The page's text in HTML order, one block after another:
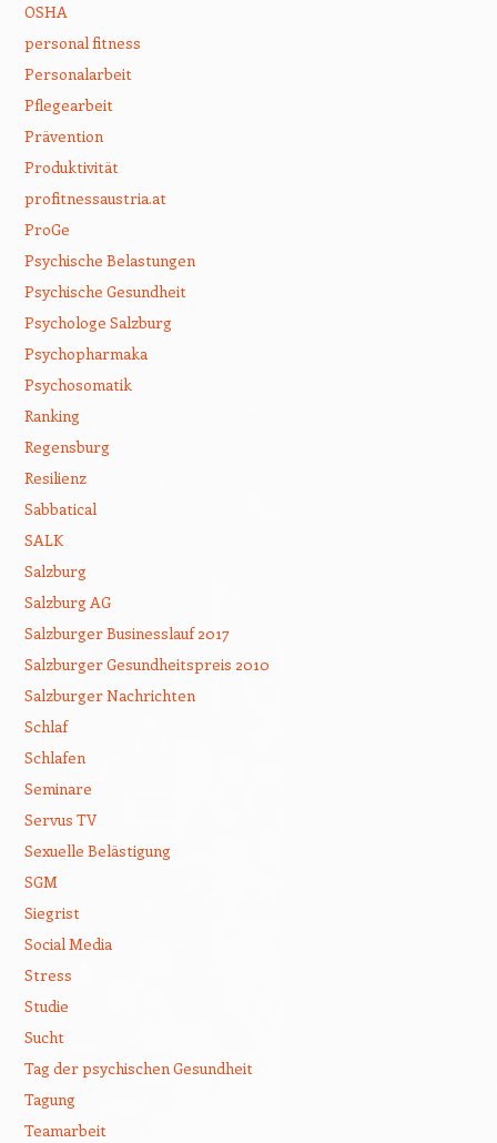
OSHA
personal fitness
Personalarbeit
Pflegearbeit
Prävention
Produktivität
profitnessaustria.at
ProGe
Psychische Belastungen
Psychische Gesundheit
Psychologe Salzburg
Psychopharmaka
Psychosomatik
Ranking
Regensburg
Resilienz
Sabbatical
SALK
Salzburg
Salzburg AG
Salzburger Businesslauf 2017
Salzburger Gesundheitspreis 2010
Salzburger Nachrichten
Schlaf
Schlafen
Seminare
Servus TV
Sexuelle Belästigung
SGM
Siegrist
Social Media
Stress
Studie
Sucht
Tag der psychischen Gesundheit
Tagung
Teamarbeit